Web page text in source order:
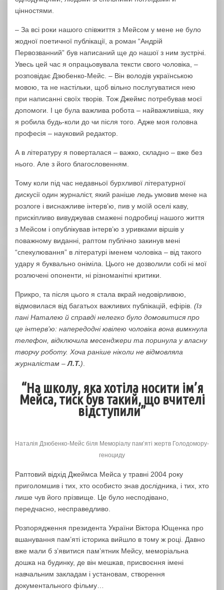
цінностями.
– За всі роки нашого співжиття з Мейсом у мене не було
жодної поетичної публікації, а роман “Андрій
Первозванний” був написаний ще до нашої з ним зустрічі.
Увесь цей час я опрацьовувала тексти свого чоловіка, –
розповідає Дзюбенко-Мейс. – Він володів українською
мовою, та не настільки, щоб вільно послугуватися нею
при написанні своїх творів. Тож Джеймс потребував моєї
допомоги. І це була важлива робота – найважливіша, яку
я робила будь-коли до чи після того. Адже моя головна
професія – науковий редактор.
А в літературу я поверталася – важко, складно – вже без
нього. Але з його благословенням.
Тому коли під час недавньої бурхливої літературної
дискусії один журналіст, який раніше ледь умовив мене на
розлоге і виснажливе інтерв’ю, пив у моїй оселі каву,
прискіпливо вивуджував смажені подробиці нашого життя
з Мейсом і опублікував інтерв’ю з уривками віршів у
поважному виданні, раптом публічно закинув мені
“спекулювання” в літературі іменем чоловіка – від такого
удару я буквально оніміла. Цього не дозволили собі ні мої
розлючені опоненти, ні різноманітні критики.
Прикро, та після цього я стала вкрай недовірливою,
відмовилася від багатьох важливих публікацій, ефірів. (Із
пані Наталею й справді нелегко було домовитися про
це інтерв’ю: напередодні ювілею чоловіка вона вимкнула
телефон, відключила месенджери та поринула у власну
творчу роботу. Хоча раніше ніколи не відмовляла
журналістам –Л.Т.)
“На школу, яка хотіла носити ім’я
Мейса, тиск був такий, що вчителі
відступили”
Наталія Дзюбенко-Мейс біля Меморіалу пам’яті жертв Голодомору-
геноциду
Раптовий відхід Джеймса Мейса у травні 2004 року
приголомшив і тих, хто особисто знав дослідника, і тих, хто
лише чув його прізвище. Це було несподівано,
передчасно, несправедливо.
Розпорядження президента України Віктора Ющенка про
вшанування пам’яті історика вийшло в тому ж році. Давно
вже мали б з’явитися пам’ятник Мейсу, меморіальна
дошка на будинку, де він мешкав, присвоєння імені
навчальним закладам і установам, створення
документального фільму…